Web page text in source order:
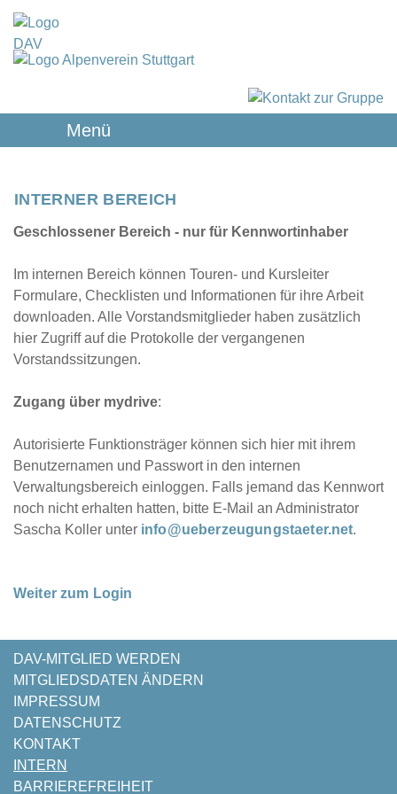
Menü
INTERNER BEREICH
Geschlossener Bereich - nur für Kennwortinhaber
Im internen Bereich können Touren- und Kursleiter
Formulare, Checklisten und Informationen für ihre Arbeit
downloaden. Alle Vorstandsmitglieder haben zusätzlich
hier Zugriff auf die Protokolle der vergangenen
Vorstandssitzungen.
Zugang über mydrive:
Autorisierte Funktionsträger können sich hier mit ihrem
Benutzernamen und Passwort in den internen
Verwaltungsbereich einloggen. Falls jemand das Kennwort
noch nicht erhalten hatten, bitte E-Mail an Administrator
Sascha Koller unter info@ueberzeugungstaeter.net.
Weiter zum Login
NAVIGATION
ÜBERSPRINGEN
DAV-MITGLIED WERDEN
MITGLIEDSDATEN ÄNDERN
IMPRESSUM
DATENSCHUTZ
KONTAKT
INTERN
BARRIEREFREIHEIT